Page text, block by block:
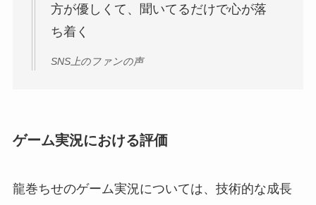
方が優しくて、聞いてるだけで心が落
ち着く
SNS上のファンの声
ゲーム実況における評価
龍巻ちせのゲーム実況については、技術的な成長